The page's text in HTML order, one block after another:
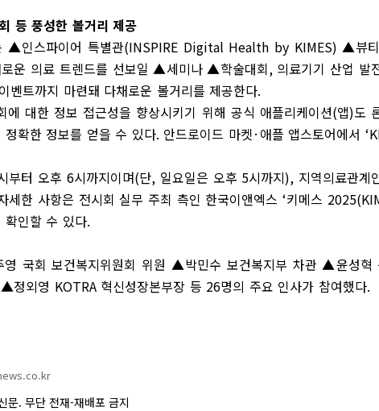
등 풍성한 볼거리 제공
▲인스파이어 특별관(INSPIRE Digital Health by KIMES)▲뷰
운 의료 트렌드를 선보일▲세미나▲학술대회, 의료기기 산업 발
벤트까지 마련돼 다채로운 볼거리를 제공한다.
에 대한 정보 접근성을 향상시키기 위해 공식 애플리케이션(앱)도
확한 정보를 얻을 수 있다. 안드로이드 마켓· 애플 앱스토어에서
부터 오후 6시까지이며(단, 일요일은 오후 5시까지), 지역의료관계
세한 사항은 전시회 실무 주최 측인 한국이앤엑스‘키메스
확인할 수 있다.
영 국회 보건복지위원회 위원 ▲박민수 보건복지부 차관▲윤성혁
▲정외영 KOTRA 혁신성장본부장 등 26명의 주요 인사가 참여했다.
. 무단 전재-재배포 금지